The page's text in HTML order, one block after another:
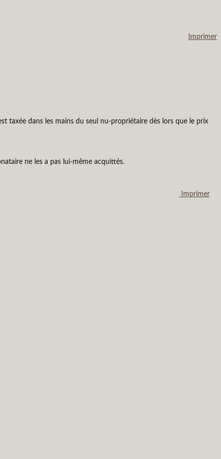
Imprimer
taxée dans les mains du seul nu-propriétaire dès lors que le prix
ne les a pas lui-même acquittés.
Imprimer